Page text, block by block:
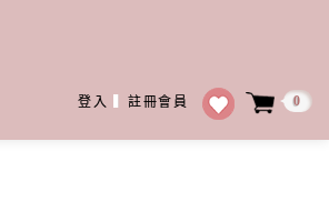
登入 註冊會員 0